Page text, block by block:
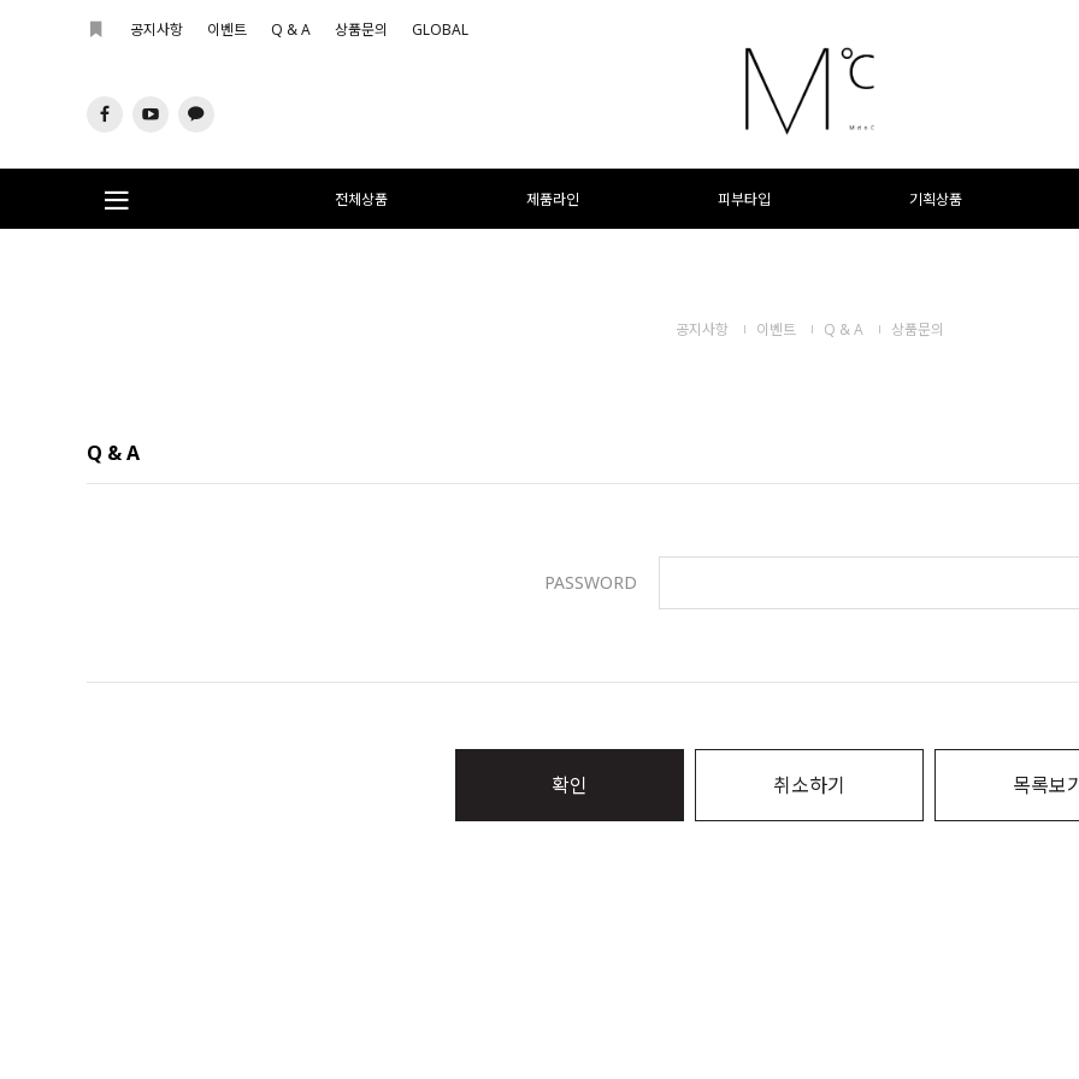
공지사항 이벤트 Q & A 상품문의 GLOBAL
전체상품 제품라인 피부타입 기획상품
공지사항 이벤트 Q & A 상품문의
Q & A
PASSWORD
확인 취소하기 목록보